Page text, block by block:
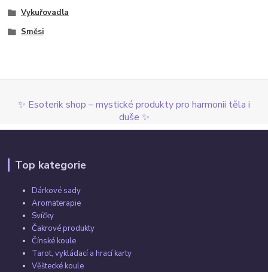
Vykuřovadla
Směsi
✨ Esoterik shop – mystické produkty pro harmonii těla i
duše ✨
Top kategorie
Dárkové sady
Aromaterapie
Svíčky
Čakrové produkty
Čínské koule
Tarot, vykládací a hrací karty
Věštecké koule